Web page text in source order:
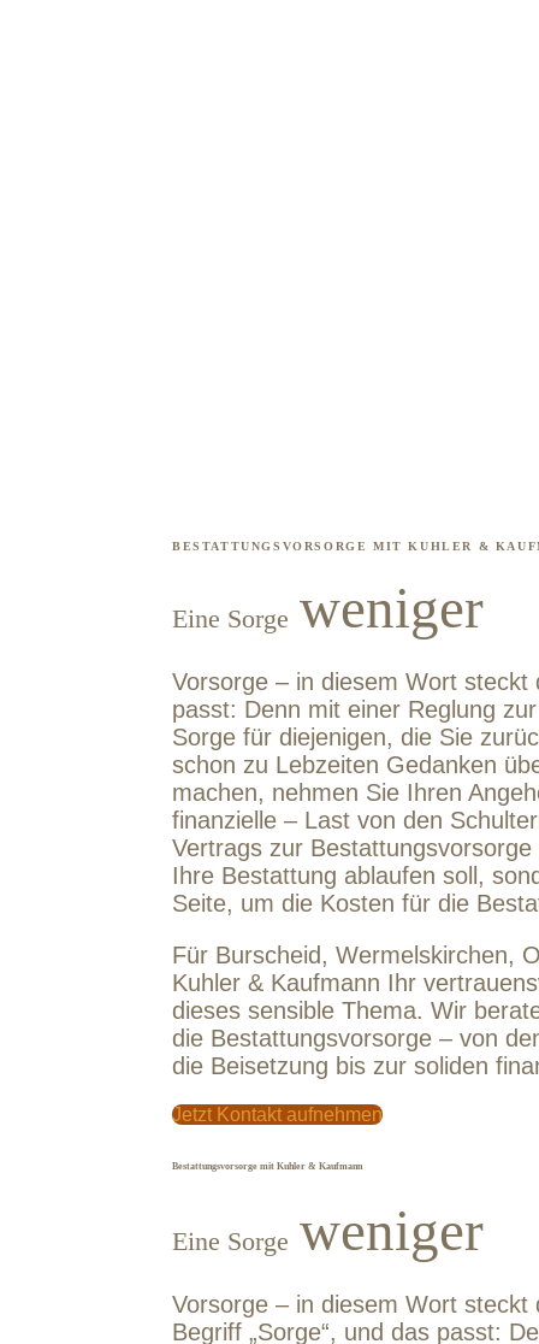
BESTATTUNGSVORSORGE MIT KUHLER &
Eine Sorge weniger
Vorsorge – in diesem Wort steckt
passt: Denn mit einer Reglung
Sorge für diejenigen, die Sie
schon zu Lebzeiten Gedanken
machen, nehmen Sie Ihren
finanzielle – Last von den
Vertrags zur
Ihre Bestattung ablaufen soll,
Seite, um die Kosten für die
Für Burscheid, Wermelskirchen,
Kuhler & Kaufmann Ihr
dieses sensible Thema. Wir
die Bestattungsvorsorge – von
die Beisetzung bis zur soliden
Jetzt Kontakt aufnehmen
Bestattungsvorsorge mit Kuhler & Kaufmann
Eine Sorge weniger
Vorsorge – in diesem Wort steckt
Begriff „Sorge“, und das passt: